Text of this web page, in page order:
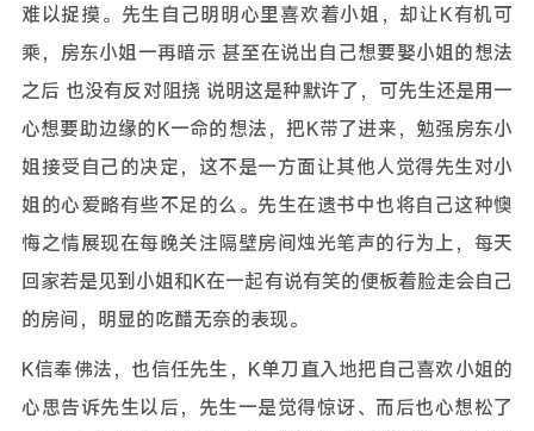
难以捉摸。先生自己明明心里喜欢着小姐，却让K有机可
乘，房东小姐一再暗示 甚至在说出自己想要娶小姐的想法
之后 也没有反对阻挠 说明这是种默许了，可先生还是用一
心想要助边缘的K一命的想法，把K带了进来，勉强房东小
姐接受自己的决定，这不是一方面让其他人觉得先生对小
姐的心爱略有些不足的么。先生在遗书中也将自己这种懊
悔之情展现在每晚关注隔壁房间烛光笔声的行为上，每天
回家若是见到小姐和K在一起有说有笑的便板着脸走会自己
的房间，明显的吃醋无奈的表现。
K信奉佛法，也信任先生，K单刀直入地把自己喜欢小姐的
心思告诉先生以后，先生一是觉得惊讶、而后也心想松了